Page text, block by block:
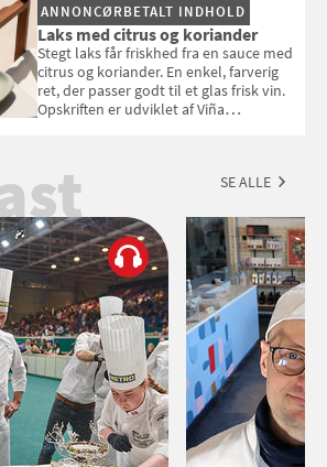
ANNONCØRBETALT INDHOLD
Laks med citrus og koriander
Stegt laks får friskhed fra en sauce med
citrus og koriander. En enkel, farverig
ret, der passer godt til et glas frisk vin.
Opskriften er udviklet af Viña
SE ALLE